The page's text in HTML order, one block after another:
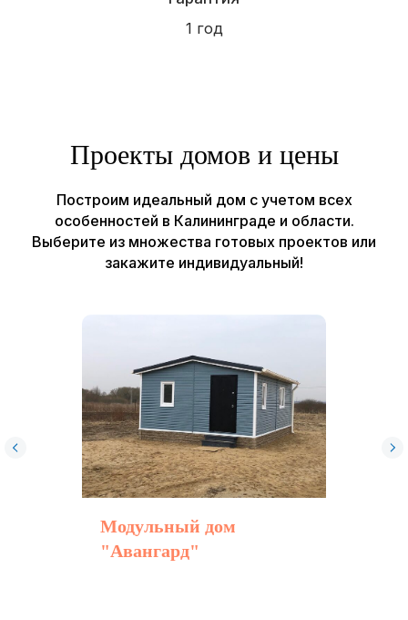
Проекты домов и цены
Построим идеальный дом с учетом всех
особенностей в Калининграде и области.
Выберите из множества готовых проектов или
закажите индивидуальный!
Модульный дом
"Авангард"
Наши работы
Контакты
ул.Парковая 1-з.
Строим
Каркасные и СИП дома
Садовые и модульные
дома
Политика конфиденциальности
Бани
© Все права защищены, ИП Шум Владимир Сергеевич
ИНН 390615131966
Пользовательское соглашение